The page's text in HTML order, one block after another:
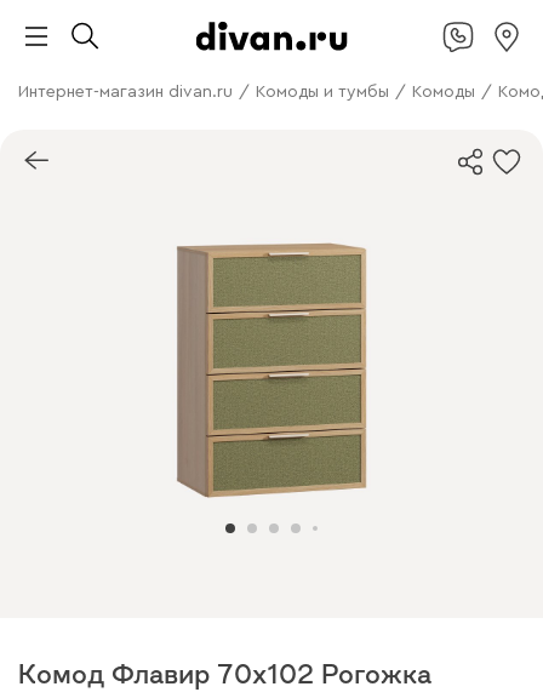
Интернет-магазин divan.ru / Комоды и тумбы / Комоды /
Комод Флавир 70x102 Рогожка